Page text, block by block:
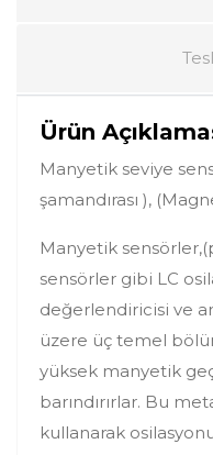
Ürün
Manyetik seviye
şamandırası ),
Manyetik
sensörler gibi LC
değerlendiricisi ve
üzere üç temel
yüksek manyetik
barındırırlar. Bu
kullanarak